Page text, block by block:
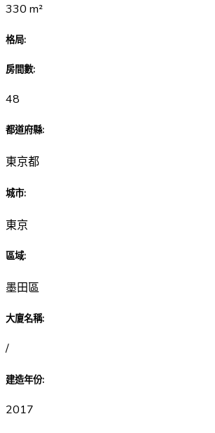
330 m²
格局:
房間數:
48
都道府縣:
東京都
城市:
東京
區域:
墨田區
大廈名稱:
/
建造年份:
2017